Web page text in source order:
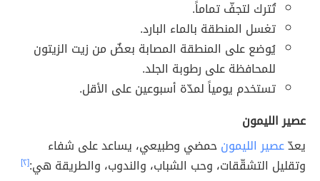
تُترك لتجفّ تماماً.
تغسل المنطقة بالماء البارد.
يُوضع على المنطقة المصابة بعضٌ من زيت الزيتون
للمحافظة على رطوبة الجلد.
تستخدم يومياً لمدّة أسبوعين على الأقل.
عصير الليمون
يعدّعصير الليمونحمضي وطبيعي، يساعد على شفاء
وتقليل التشقّقات، وحب الشباب، والندوب، والطريقة هي:[٢]